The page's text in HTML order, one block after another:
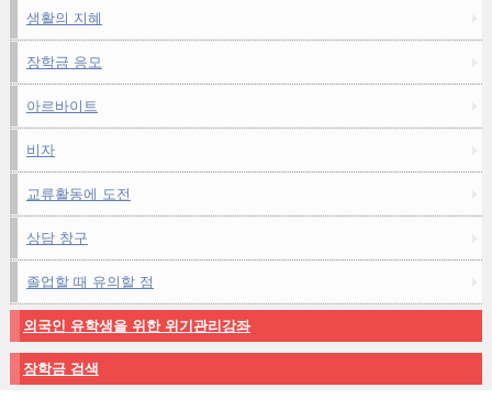
생활의 지혜
장학금 응모
아르바이트
비자
교류활동에 도전
상담 창구
졸업할 때 유의할 점
외국인 유학생을 위한 위기관리강좌
장학금 검색